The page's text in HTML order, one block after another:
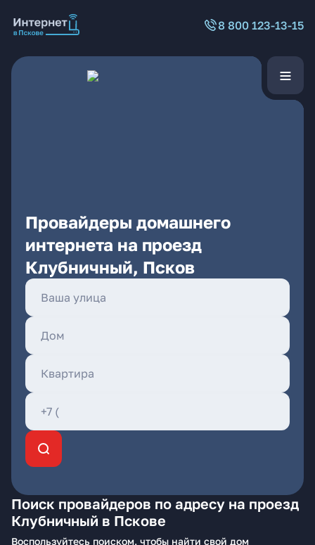
8 800 123-13-15
Провайдеры домашнего
интернета на проезд
Клубничный, Псков
Поиск провайдеров по адресу на проезд
Клубничный в Пскове
Воспользуйтесь поиском, чтобы найти свой дом